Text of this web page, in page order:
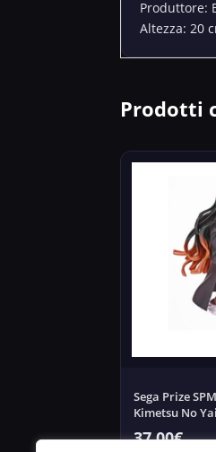
Produttore:
Altezza: 20
Prodotti
Sega Prize
Kimetsu No
37,00€